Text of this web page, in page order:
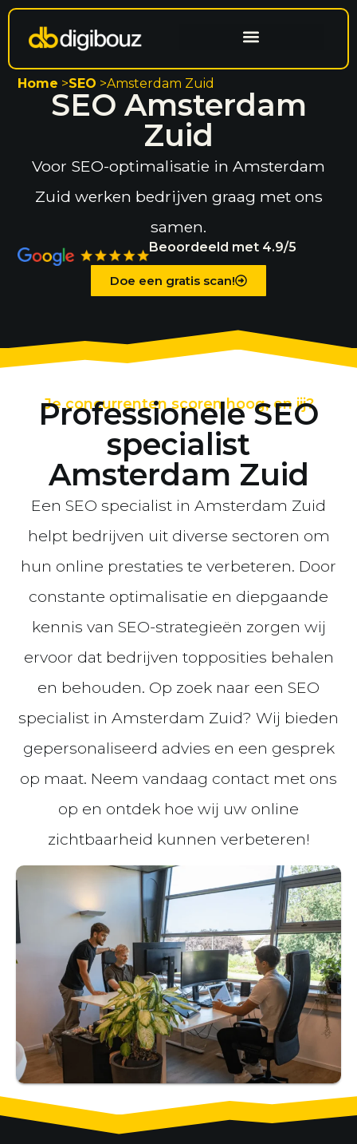
Home >SEO >Amsterdam Zuid
SEO Amsterdam
Zuid
Voor SEO-optimalisatie in Amsterdam
Zuid werken bedrijven graag met ons
samen.
Beoordeeld met 4.9/5
Doe een gratis scan!
Je concurrenten scoren hoog, en jij?
Professionele SEO
specialist
Amsterdam Zuid
Een SEO specialist in Amsterdam Zuid
helpt bedrijven uit diverse sectoren om
hun online prestaties te verbeteren. Door
constante optimalisatie en diepgaande
kennis van SEO-strategieën zorgen wij
ervoor dat bedrijven topposities behalen
en behouden. Op zoek naar een SEO
specialist in Amsterdam Zuid? Wij bieden
gepersonaliseerd advies en een gesprek
op maat. Neem vandaag contact met ons
op en ontdek hoe wij uw online
zichtbaarheid kunnen verbeteren!